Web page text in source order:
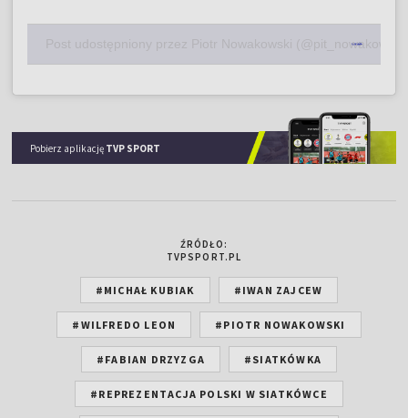
Post udostępniony przez Piotr Nowakowski (@pit_nowakowski)
Pobierz aplikację TVP SPORT
ŹRÓDŁO:
TVPSPORT.PL
#MICHAŁ KUBIAK #IWAN ZAJCEW
#WILFREDO LEON #PIOTR NOWAKOWSKI
#FABIAN DRZYZGA #SIATKÓWKA
#REPREZENTACJA POLSKI W SIATKÓWCE